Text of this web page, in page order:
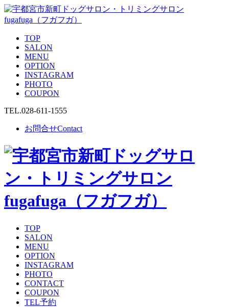
TOP
SALON
MENU
OPTION
INSTAGRAM
PHOTO
COUPON
TEL.028-611-1555
お問合せContact
TOP
SALON
MENU
OPTION
INSTAGRAM
PHOTO
CONTACT
COUPON
TEL予約